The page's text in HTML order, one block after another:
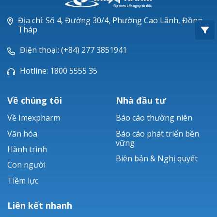
Piperacillin
Ticarlinat®
Zobacta®
Bacsulfo®
Địa chỉ: Số 4, Đường 30/4, Phường Cao Lãnh, Đồng
Tháp
Điện thoại: (+84) 277 3851941
Hotline: 1800 5555 35
Về chúng tôi
Về Imexpharm
Văn hóa
Hành trình
Con người
Tiềm lực
Nhà đầu tư
Báo cáo thường niên
Báo cáo phát triển bền
vững
Biên bản & Nghị quyết
Liên kết nhanh